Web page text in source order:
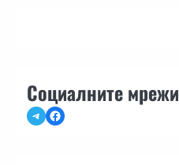
Социалните мрежи
TelegramFacebook